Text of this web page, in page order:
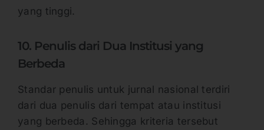
yang tinggi.
10. Penulis dari Dua Institusi yang
Berbeda
Standar penulis untuk jurnal nasional terdiri
dari dua penulis dari tempat atau institusi
yang berbeda. Sehingga kriteria tersebut